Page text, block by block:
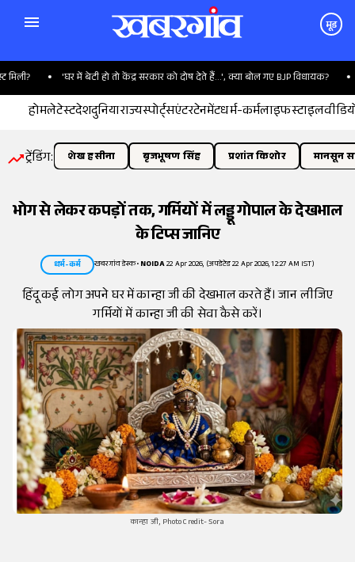
मूड
'घर में बेटी हो तो केंद्र सरकार को दोष देते हैं...', क्या बोल गए BJP विधायक?
होमलेटेस्टदेशदुनियाराज्यस्पोर्ट्सएंटरटेनमेंटधर्म-कर्मलाइफस्टाइल
ट्रेंडिंग: शेख हसीना बृजभूषण सिंह प्रशांत किशोर मानसून
भोग से लेकर कपड़ों तक, गर्मियों में लड्डू गोपाल के देखभाल
के टिप्स जानिए
धर्म-कर्म खबरगांव डेस्क•NOIDA22 Apr 2026, (अपडेटेड 22 Apr 2026, 12:27 AM IST)
हिंदू कई लोग अपने घर में कान्हा जी की देखभाल करते हैं। जान लीजिए
गर्मियों में कान्हा जी की सेवा कैसे करें।
कान्हा जी, Photo Credit- Sora